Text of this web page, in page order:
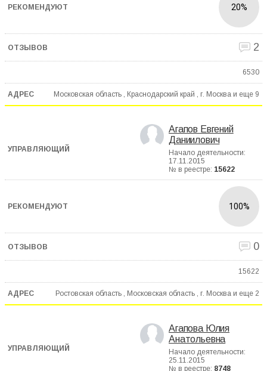
20%
2
6530
Московская область , Краснодарский край , г. Москва и еще 9
Агапов Евгений
Даниилович
Начало деятельности:
17.11.2015
№ в реестре: 15622
100%
0
15622
Ростовская область , Московская область , г. Москва и еще 2
Агапова Юлия
Анатольевна
Начало деятельности:
25.11.2015
№ в реестре: 8748